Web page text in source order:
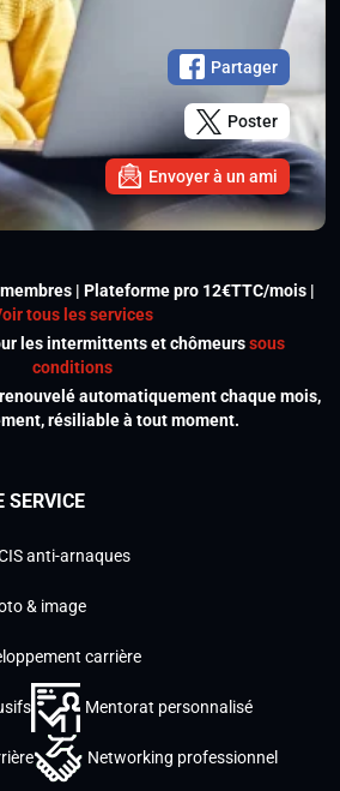
Partager
Poster
Envoyer à un ami
| Plateforme pro 12€TTC/mois |
tous les services
les intermittents et chômeurssous
conditions
automatiquement chaque mois,
résiliable à tout moment.
SERVICE
anti-arnaques
& image
carrière
Mentorat personnalisé
Networking professionnel